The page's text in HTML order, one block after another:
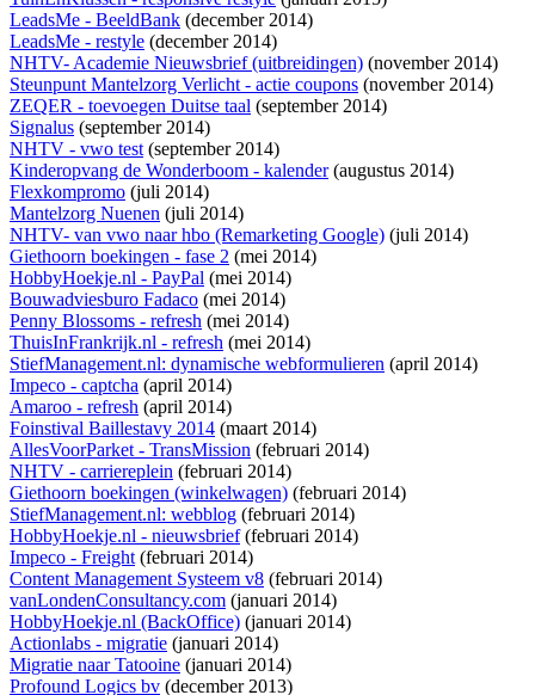
LeadsMe - BeeldBank (december 2014)
LeadsMe - restyle (december 2014)
NHTV- Academie Nieuwsbrief (uitbreidingen) (november 2014)
Steunpunt Mantelzorg Verlicht - actie coupons (november 2014)
ZEQER - toevoegen Duitse taal (september 2014)
Signalus (september 2014)
NHTV - vwo test(september 2014)
Kinderopvang de Wonderboom - kalender(augustus 2014)
Flexkompromo (juli 2014)
Mantelzorg Nuenen (juli 2014)
NHTV- van vwo naar hbo (Remarketing Google) (juli 2014)
Giethoorn boekingen - fase 2 (mei 2014)
HobbyHoekje.nl - PayPal (mei 2014)
Bouwadviesburo Fadaco (mei 2014)
Penny Blossoms - refresh (mei 2014)
ThuisInFrankrijk.nl - refresh (mei 2014)
StiefManagement.nl: dynamische webformulieren (april 2014)
Impeco - captcha (april 2014)
Amaroo - refresh (april 2014)
Foinstival Baillestavy 2014 (maart 2014)
AllesVoorParket - TransMission (februari 2014)
NHTV - carriereplein (februari 2014)
Giethoorn boekingen (winkelwagen) (februari 2014)
StiefManagement.nl: webblog (februari 2014)
HobbyHoekje.nl - nieuwsbrief(februari 2014)
Impeco - Freight(februari 2014)
Content Management Systeem v8 (februari 2014)
vanLondenConsultancy.com (januari 2014)
HobbyHoekje.nl (BackOffice) (januari 2014)
Actionlabs - migratie (januari 2014)
Migratie naar Tatooine (januari 2014)
Profound Logics bv (december 2013)